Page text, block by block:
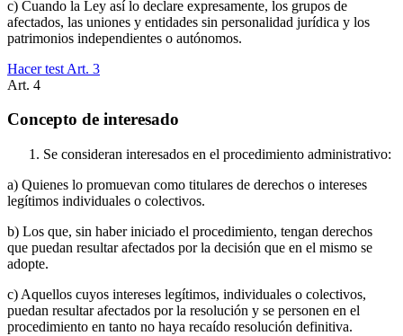
c) Cuando la Ley así lo declare expresamente, los grupos de
afectados, las uniones y entidades sin personalidad jurídica y los
patrimonios independientes o autónomos.
Hacer test Art. 3
Art. 4
Concepto de interesado
Se consideran interesados en el procedimiento administrativo:
a) Quienes lo promuevan como titulares de derechos o intereses
legítimos individuales o colectivos.
b) Los que, sin haber iniciado el procedimiento, tengan derechos
que puedan resultar afectados por la decisión que en el mismo se
adopte.
c) Aquellos cuyos intereses legítimos, individuales o colectivos,
puedan resultar afectados por la resolución y se personen en el
procedimiento en tanto no haya recaído resolución definitiva.